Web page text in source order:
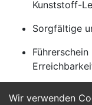
Wir verwenden
Kunststoff-
Sorgfältige